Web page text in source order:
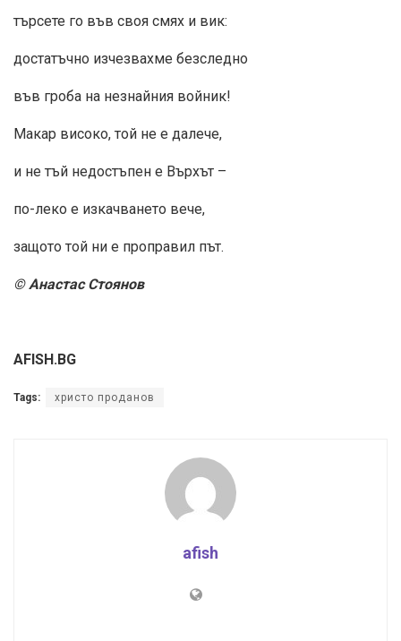
търсете го във своя смях и вик:
достатъчно изчезвахме безследно
във гроба на незнайния войник!
Макар високо, той не е далече,
и не тъй недостъпен е Върхът –
по-леко е изкачването вече,
защото той ни е проправил път.
© Анастас Стоянов
AFISH.BG
Tags: христо проданов
afish